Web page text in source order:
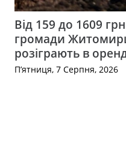
Від 159 до 1609
громади
розіграють в
П’ятниця, 7 Серпня, 2026